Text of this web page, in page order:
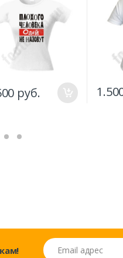
руб.
Email адрес